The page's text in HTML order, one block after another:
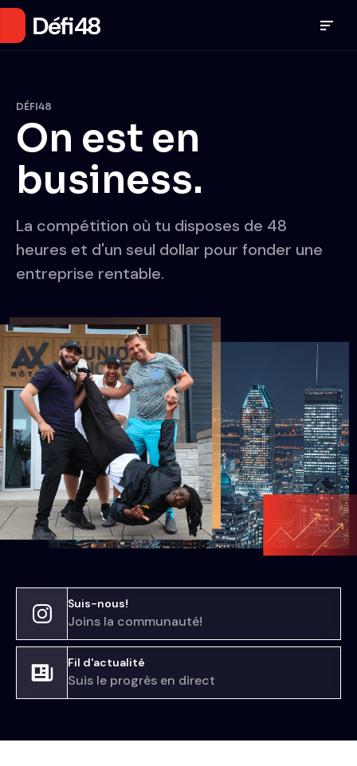
DÉFI48
On est en
business.
La compétition où tu disposes de 48
heures et d'un seul dollar pour fonder une
entreprise rentable.
Suis-nous!
Joins la communauté!
Fil d'actualité
Suis le progrès en direct